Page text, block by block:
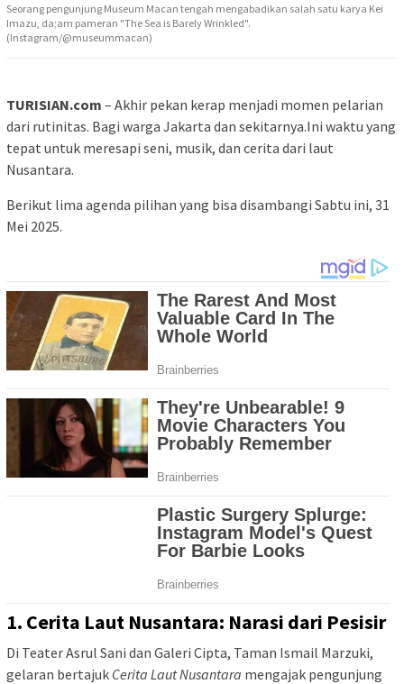
Seorang pengunjung Museum Macan tengah mengabadikan salah satu karya Kei
Imazu, da;am pameran "The Sea is Barely Wrinkled".
(Instagram/@museummacan)
TURISIAN.com – Akhir pekan kerap menjadi momen pelarian
dari rutinitas. Bagi warga Jakarta dan sekitarnya.Ini waktu yang
tepat untuk meresapi seni, musik, dan cerita dari laut
Nusantara.
Berikut lima agenda pilihan yang bisa disambangi Sabtu ini, 31
Mei 2025.
1. Cerita Laut Nusantara: Narasi dari Pesisir
Di Teater Asrul Sani dan Galeri Cipta, Taman Ismail Marzuki,
gelaran bertajuk Cerita Laut Nusantara mengajak pengunjung